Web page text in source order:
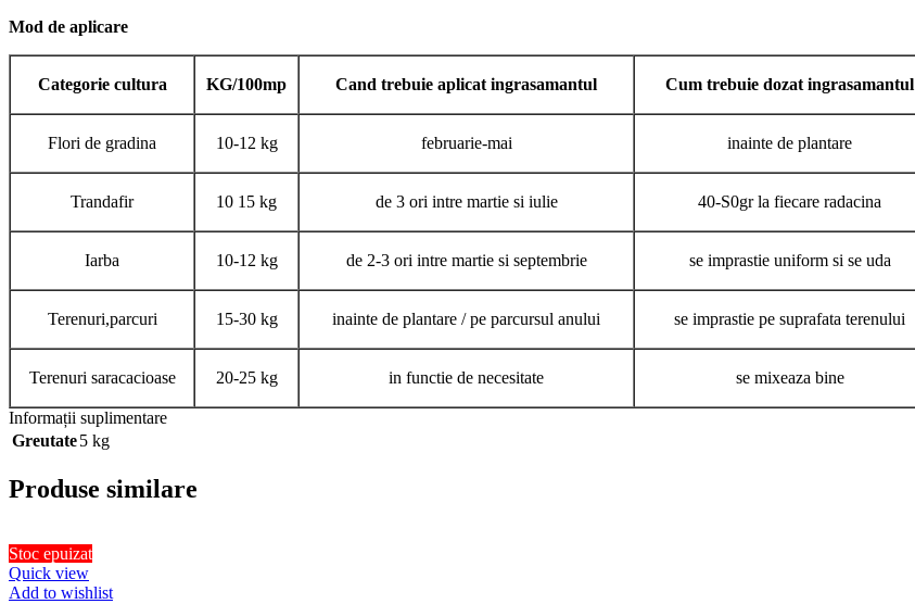
Mod de aplicare
Categorie cultura KG/100mp Cand trebuie aplicat ingrasamantul Cum trebuie dozat ingrasamantul
Flori de gradina 10-12 kg februarie-mai inainte de plantare
Trandafir 10 15 kg de 3 ori intre martie si iulie 40-S0gr la fiecare radacina
Iarba 10-12 kg de 2-3 ori intre martie si septembrie se imprastie uniform si se uda
Terenuri,parcuri 15-30 kg inainte de plantare / pe parcursul anului se imprastie pe suprafata terenului
Terenuri saracacioase 20-25 kg in functie de necesitate se mixeaza bine
Informații suplimentare
Greutate5 kg
Produse similare
Stoc epuizat
Quick view
Add to wishlist